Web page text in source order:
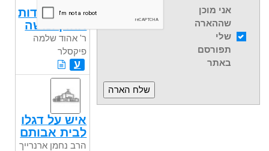
אני מוכן
שההארה
שלי
תפורסם
באתר
ואלה תולדות
אהרן ומשה
ר' אהוד שלמה
פיקסלר
ע
איש על דגלו
לבית אבותם
הרב נחמן ארנרייך